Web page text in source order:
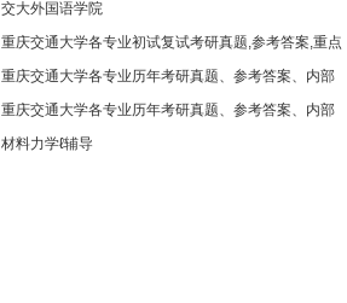
交大外国语学院
重庆交通大学各专业初试复试考研真题,参考答案,重点
范围
重庆交通大学各专业历年考研真题、参考答案、内部
笔记
重庆交通大学各专业历年考研真题、参考答案、内部
笔记
材料力学ℓ辅导